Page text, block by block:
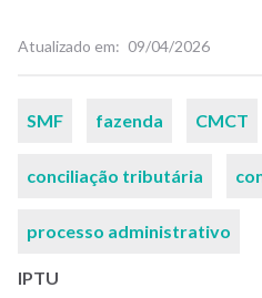
Atualizado em 09/04/2026
Palavras-
SMF fazenda CMCT
conciliação tributária
processo administrativo
IPTU